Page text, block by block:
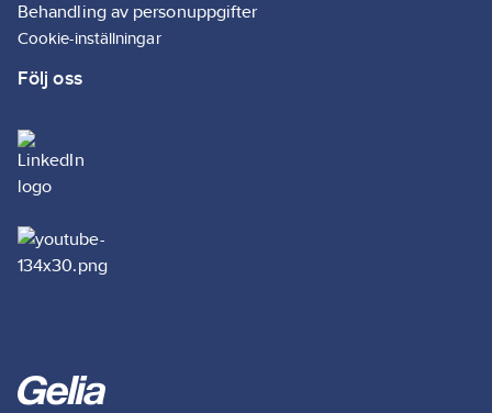
Behandling av personuppgifter
Cookie-inställningar
Följ oss